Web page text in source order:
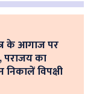
के आगाज पर
पराजय का
विपक्षी